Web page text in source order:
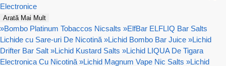
Electronice
Arată Mai Mult
»Bombo Platinum Tobaccos Nicsalts »ElfBar ELFLIQ Bar Salts
Lichide cu Sare-uri De Nicotină »Lichid Bombo Bar Juice »Lichid
Drifter Bar Salt »Lichid Kustard Salts »Lichid LIQUA De Tigara
Electronica Cu Nicotină »Lichid Magnum Vape Nic Salts »Lichid